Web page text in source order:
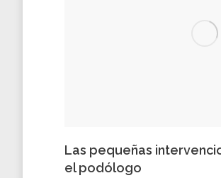
Las pequeñas
el podólogo